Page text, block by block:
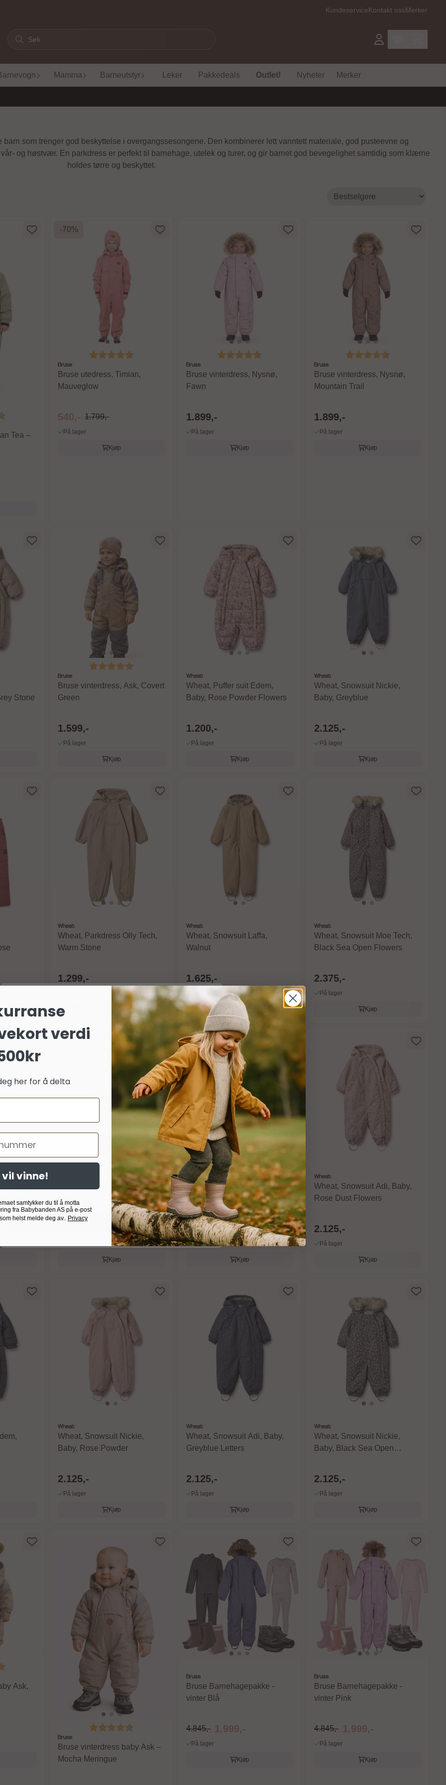
KundeserviceKontakt ossMerker
Mamma Barneutstyr Leker Pakkedeals Outlet! Nyheter Merker
som trenger god beskyttelse i overgangssesongene. Den kombinerer lett vanntett materiale, god pusteevne og
og høstvær. En parkdress er perfekt til barnehage, utelek og turer, og gir barnet god bevegelighet samtidig som klærne
holdes tørre og beskyttet.
4.6 av 5 mulige
Tea –
-70%
Karakter:
Bruse
Bruse utedress, Timian,
Mauveglow
540,- 1.799,-
På lager
Kjøp
Karakter:
Bruse
Bruse vinterdress, Nysnø,
Fawn
1.899,-
På lager
Kjøp
Karakter:
Bruse
Bruse vinterdress, Nysnø,
Mountain Trail
1.899,-
På lager
Kjøp
Stone
Karakter:
Bruse
Bruse vinterdress, Ask, Covert
Green
1.599,-
På lager
Kjøp
Wheat
Wheat, Puffer suit Edem,
Baby, Rose Powder Flowers
1.200,-
På lager
Kjøp
Wheat
Wheat, Snowsuit Nickie,
Baby, Greyblue
2.125,-
På lager
Kjøp
Wheat
Wheat, Parkdress Olly Tech,
Warm Stone
1.299,-
Wheat
Wheat, Snowsuit Laffa,
Walnut
1.625,-
Kjøp
Wheat
Wheat, Snowsuit Moe Tech,
Black Sea Open Flowers
2.375,-
På lager
Kjøp
Wheat, Snowsuit Laffa,
Greyblue
Kjøp
Wheat
Wheat, Snowsuit Laffa, Purple
Stone
1.625,-
På lager
Kjøp
Wheat
Wheat, Snowsuit Adi, Baby,
Rose Dust Flowers
2.125,-
På lager
Kjøp
Wheat
Wheat, Snowsuit Nickie,
Baby, Rose Powder
2.125,-
På lager
Kjøp
Wheat
Wheat, Snowsuit Adi, Baby,
Greyblue Letters
2.125,-
På lager
Kjøp
Wheat
Wheat, Snowsuit Nickie,
Baby, Black Sea Open
2.125,-
På lager
Kjøp
Ask,
Karakter: 4.8 av 5 mulige
Bruse
Bruse vinterdress baby Ask –
Mocha Meringue
Bruse
Bruse Barnehagepakke -
vinter Blå
4.845,- 1.999,-
På lager
Kjøp
Bruse
Bruse Barnehagepakke -
vinter Pink
4.845,- 1.999,-
På lager
Kjøp
Om informasjonskapsler på dette nettstedet
Vi bruker egne og tredjeparts informasjonskapsler (cookies) og
lignende teknologier for å sikre grunnleggende funksjoner,
generere statistikk, og for å tilpasse markedsføring og annonser
(inkludert deling av brukerdata med partnere). Samtykket er helt
frivillig. Du kan velge å godta alle, avvise valgfrie, eller tilpasse
valgene dine per kategori nedenfor. Du kan når som helst endre
eller trekke tilbake dine samtykker via lenken «personvern»
Googles retningslinjer for personvern
Godta nødvendig Godta alle
Markedsføring Målrettet Egendefinert
Bekreft valg
verdi
her for å delta
vil vinne!
samtykker du til å motta
fra Babybanden AS på e-post
helst melde deg av.. Privacy